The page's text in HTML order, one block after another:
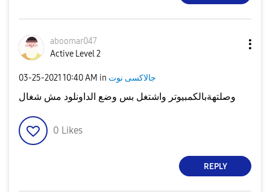
aboomar047
Active Level 2
‎03-25-2021 10:40 AM in جالاكسى نوت
وصلتهةبالكمبيوتر واشتغل بس وضع الداونلود مش شغال
0 Likes
REPLY